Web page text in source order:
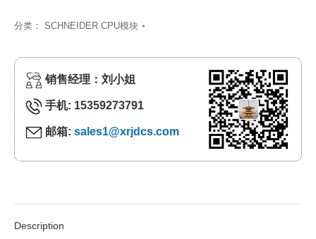
分类： SCHNEIDER CPU模块
销售经理：刘小姐
手机: 15359273791
邮箱: sales1@xrjdcs.com
Description